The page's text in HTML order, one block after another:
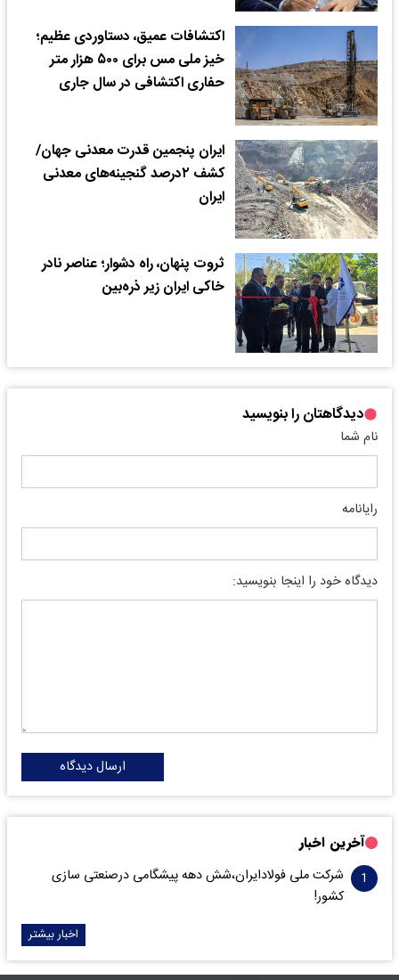
اکتشافات عمیق، دستاوردی عظیم؛
خیز ملی مس برای ۵۰۰ هزار متر
حفاری اکتشافی در سال جاری
ایران پنجمین قدرت معدنی جهان/
کشف ۲درصد گنجینه‌های معدنی
ایران
ثروت پنهان، راه دشوار؛ عناصر نادر
خاکی ایران زیر ذره‌بین
دیدگاهتان را بنویسید
نام شما
رایانامه
دیدگاه خود را اینجا بنویسید:
ارسال دیدگاه
آخرین اخبار
شرکت ملی فولادایران،شش دهه پیشگامی درصنعتی سازی
کشور!
اخبار بیشتر